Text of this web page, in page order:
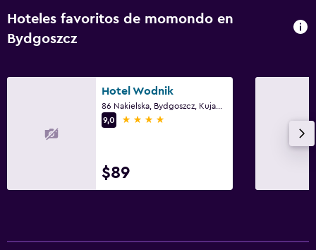
Vista al patio interior
Vista a la ciudad
Espacio de almacenamiento
Hoteles favoritos de momondo en
Bydgoszcz
Hotel Wodnik
9,0
4 estrellas
$89